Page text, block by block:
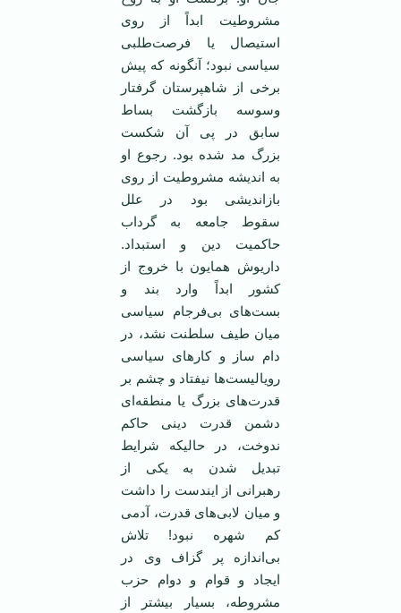
مشروطیت ابداً از روی
استیصال یا فرصت‌طلبی
سیاسی نبود؛ آنگونه که پیش
برخی از شاهپرستان گرفتار
وسوسه بازگشت بساط
سابق در پی آن شکست
بزرگ مد شده بود. رجوع او
به اندیشه مشروطیت از روی
بازاندیشی بود در علل
سقوط جامعه به گرداب
حاکمیت دین و استبداد.
داریوش همایون با خروج از
کشور ابداً وارد بند و
بست‌های بی‌فرجام سیاسی
میان طیف سلطنت نشد، در
دام ساز و کارهای سیاسی
رویالیست‌ها نیفتاد و چشم بر
قدرت‌های بزرگ یا منطقه‌ای
دشمن قدرت دینی حاکم
ندوخت، در حالیکه شرایط
تبدیل شدن به یکی از
رهبرانی از ایندست را داشت
و میان لابی‌های قدرت، آدمی
کم شهره نبود! تلاش
بی‌اندازه پر گزاف وی در
ایجاد و قوام و دوام حزب
مشروطه، بسیار بیشتر از